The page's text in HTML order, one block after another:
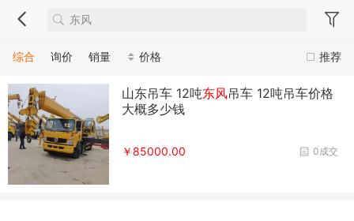
推荐
综合 询价 销量 价格
山东吊车 12吨东风吊车 12吨吊车价格
大概多少钱
0成交
￥85000.00